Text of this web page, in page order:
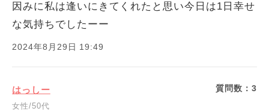
因みに私は逢いにきてくれたと思い今日は1日幸せ
な気持ちでしたーー
2024年8月29日 19:49
はっしー
女性/50代
質問数：3